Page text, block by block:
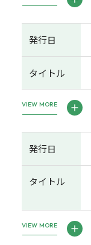
発行日
タイトル
VIEW MORE
発行日
タイトル
VIEW MORE